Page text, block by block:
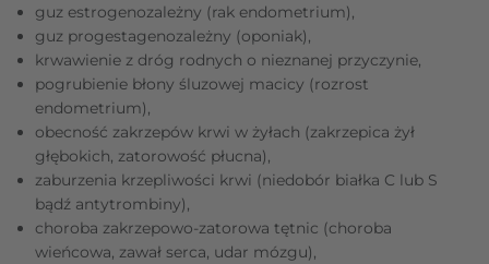
guz estrogenozależny (rak endometrium),
guz progestagenozależny (oponiak),
krwawienie z dróg rodnych o nieznanej przyczynie,
pogrubienie błony śluzowej macicy (rozrost
endometrium),
obecność zakrzepów krwi w żyłach (zakrzepica żył
głębokich, zatorowość płucna),
zaburzenia krzepliwości krwi (niedobór białka C lub S
bądź antytrombiny),
choroba zakrzepowo-zatorowa tętnic (choroba
wieńcowa, zawał serca, udar mózgu),